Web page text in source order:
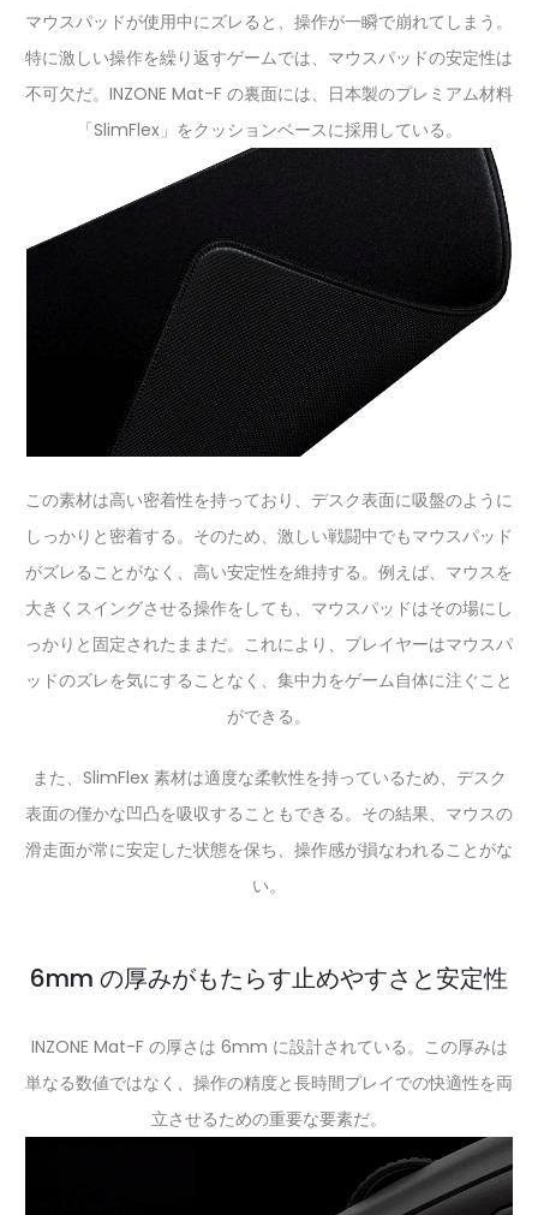
マウスパッドが使用中にズレると、操作が一瞬で崩れてしまう。
特に激しい操作を繰り返すゲームでは、マウスパッドの安定性は
不可欠だ。INZONE Mat-F の裏面には、日本製のプレミアム材料
「SlimFlex」をクッションベースに採用している。
この素材は高い密着性を持っており、デスク表面に吸盤のように
しっかりと密着する。そのため、激しい戦闘中でもマウスパッド
がズレることがなく、高い安定性を維持する。例えば、マウスを
大きくスイングさせる操作をしても、マウスパッドはその場にし
っかりと固定されたままだ。これにより、プレイヤーはマウスパ
ッドのズレを気にすることなく、集中力をゲーム自体に注ぐこと
ができる。
また、SlimFlex 素材は適度な柔軟性を持っているため、デスク
表面の僅かな凹凸を吸収することもできる。その結果、マウスの
滑走面が常に安定した状態を保ち、操作感が損なわれることがな
い。
6mm の厚みがもたらす止めやすさと安定性
INZONE Mat-F の厚さは 6mm に設計されている。この厚みは
単なる数値ではなく、操作の精度と長時間プレイでの快適性を両
立させるための重要な要素だ。